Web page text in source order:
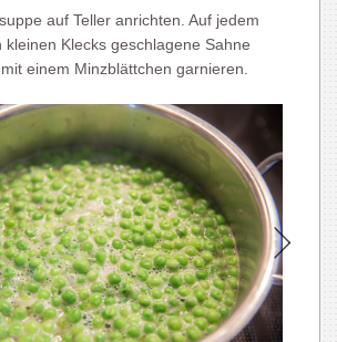
auf Teller anrichten. Auf jedem
kleinen Klecks geschlagene Sahne
einem Minzblättchen garnieren.